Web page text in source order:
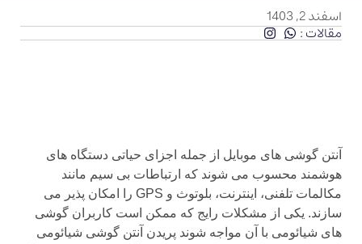
اسفند 2, 1403
مقالات :
آنتن گوشی های موبایل از جمله اجزای حیاتی دستگاه های
هوشمند محسوب می شوند که ارتباطات بی سیم مانند
مکالمات تلفنی، اینترنت، بلوتوث و GPS را امکان پذیر می
سازند. یکی از مشکلات رایج که ممکن است کاربران گوشی
های شیائومی با آن مواجه شوند پریدن آنتن گوشی شیائومی